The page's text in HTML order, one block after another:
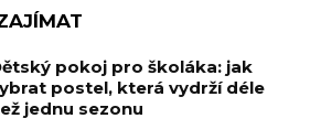
pokoj pro školáka: jak
postel, která vydrží déle
jednu sezonu